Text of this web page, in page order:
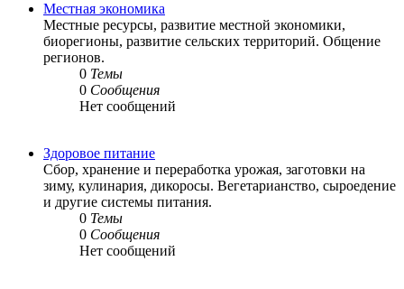
Местная экономика
Местные ресурсы, развитие местной экономики,
биорегионы, развитие сельских территорий. Общение
регионов.
0 Темы
0 Сообщения
Нет сообщений
Здоровое питание
Сбор, хранение и переработка урожая, заготовки на
зиму, кулинария, дикоросы. Вегетарианство, сыроедение
и другие системы питания.
0 Темы
0 Сообщения
Нет сообщений